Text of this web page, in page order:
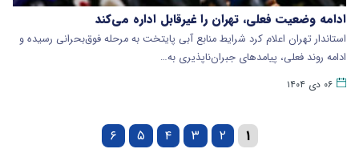
ادامه وضعیت فعلی، تهران را غیرقابل اداره می‌کند
استاندار تهران اعلام کرد شرایط منابع آبی پایتخت به مرحله فوق‌بحرانی رسیده و
ادامه روند فعلی، پیامدهای جبران‌ناپذیری به…
۰۶ دی ۱۴۰۴
۱ ۲ ۳ ۴ ۵ ۶